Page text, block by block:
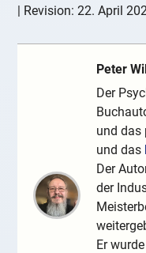
| Revision:22. April
Peter
Der
und das
und das
Der
der
Er